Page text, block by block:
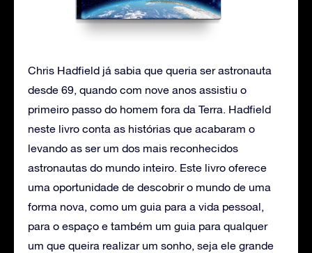
Chris Hadfield já sabia que queria ser astronauta
desde 69, quando com nove anos assistiu o
primeiro passo do homem fora da Terra. Hadfield
neste livro conta as histórias que acabaram o
levando as ser um dos mais reconhecidos
astronautas do mundo inteiro. Este livro oferece
uma oportunidade de descobrir o mundo de uma
forma nova, como um guia para a vida pessoal,
para o espaço e também um guia para qualquer
um que queira realizar um sonho, seja ele grande